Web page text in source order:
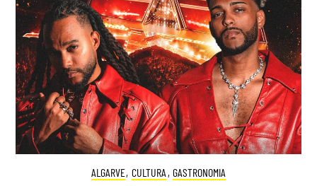
ALGARVE, CULTURA , GASTRONOMIA